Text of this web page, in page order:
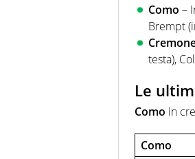
Como –
Brempt
testa),
Le
Como in
Como